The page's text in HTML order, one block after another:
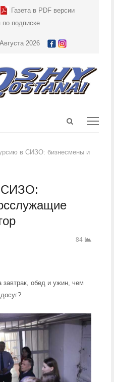
Газета в PDF версии
по подписке
2026
Open
в СИЗО: бизнесмены и
СИЗО:
84
обед и ужин, чем